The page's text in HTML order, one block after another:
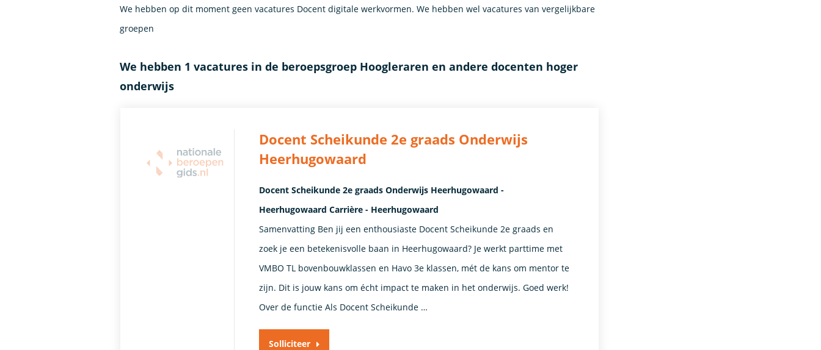
We hebben op dit moment geen vacatures Docent digitale werkvormen. We hebben wel vacatures van vergelijkbare
groepen
We hebben 1 vacatures in de beroepsgroep Hoogleraren en andere docenten hoger
onderwijs
Docent Scheikunde 2e graads Onderwijs
Heerhugowaard
Docent Scheikunde 2e graads Onderwijs Heerhugowaard -
Heerhugowaard Carrière - Heerhugowaard
Samenvatting Ben jij een enthousiaste Docent Scheikunde 2e graads en
zoek je een betekenisvolle baan in Heerhugowaard? Je werkt parttime met
VMBO TL bovenbouwklassen en Havo 3e klassen, mét de kans om mentor te
zijn. Dit is jouw kans om écht impact te maken in het onderwijs. Goed werk!
Over de functie Als Docent Scheikunde …
Solliciteer